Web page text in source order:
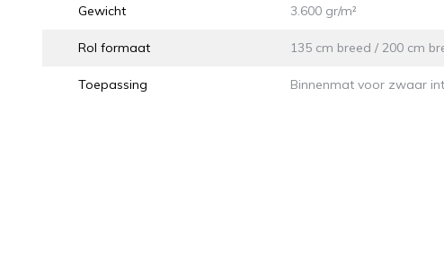
Gewicht 3.600 gr/m²
Rol formaat 135 cm breed / 200 cm
Toepassing Binnenmat voor zwaar